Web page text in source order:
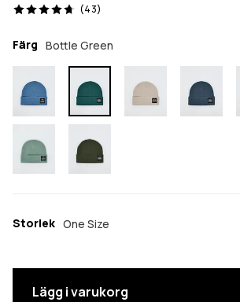
(43)
43 recensioner, 4.7/5
Färg Bottle Green
Storlek One Size
Lägg i varukorg